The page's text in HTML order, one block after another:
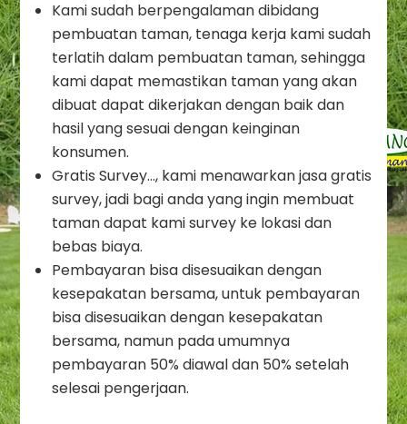
Kami sudah berpengalaman dibidang
pembuatan taman, tenaga kerja kami sudah
terlatih dalam pembuatan taman, sehingga
kami dapat memastikan taman yang akan
dibuat dapat dikerjakan dengan baik dan
hasil yang sesuai dengan keinginan
konsumen.
Gratis Survey…, kami menawarkan jasa gratis
survey, jadi bagi anda yang ingin membuat
taman dapat kami survey ke lokasi dan
bebas biaya.
Pembayaran bisa disesuaikan dengan
kesepakatan bersama, untuk pembayaran
bisa disesuaikan dengan kesepakatan
bersama, namun pada umumnya
pembayaran 50% diawal dan 50% setelah
selesai pengerjaan.